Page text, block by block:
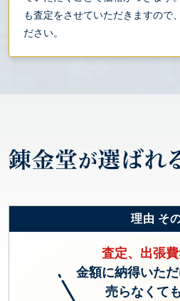
も査定をさせていただきますので
ださい。
理由 そ
査定、出張費
金額に納得いた
売らなくて